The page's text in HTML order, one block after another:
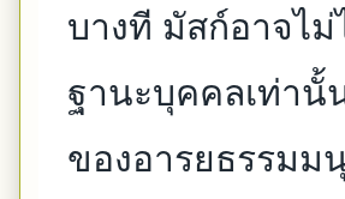
บางที มัสก์อาจไ
ฐานะบุคคลเท่านั้
ของอารยธรรมม